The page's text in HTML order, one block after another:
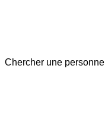
Chercher une personne